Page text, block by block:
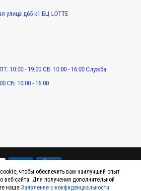
улица д65 к1 БЦ LOTTE
10:00 - 19:00 СБ: 10:00 - 16:00 Служба
СБ: 10:00 - 16:00
чтобы обеспечить вам наилучший опыт
веб-сайта. Для получения дополнительной
наше Заявление о конфиденциальности.